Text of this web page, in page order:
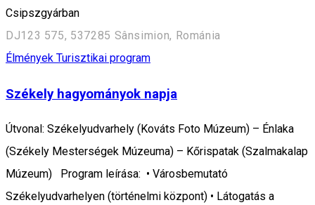
Csipszgyárban
DJ123 575, 537285 Sânsimion, Románia
Élmények Turisztikai program
Székely hagyományok napja
Útvonal: Székelyudvarhely (Kováts Foto Múzeum) – Énlaka
(Székely Mesterségek Múzeuma) – Kőrispatak (Szalmakalap
Múzeum) Program leírása: • Városbemutató
Székelyudvarhelyen (történelmi központ) • Látogatás a